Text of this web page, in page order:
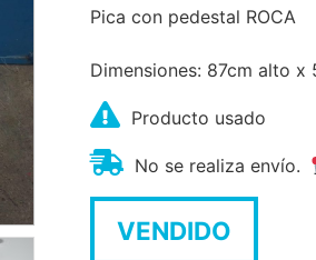
Pica con pedestal ROCA
Dimensiones: 87cm alto x
Producto usado
No se realiza envío.
VENDIDO